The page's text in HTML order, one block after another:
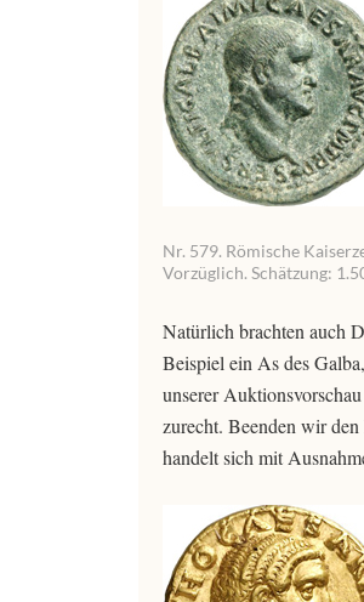
Nr. 579. Römische
Vorzüglich. Schätzung:
Natürlich brachten auch
Beispiel ein As des
unserer
zurecht. Beenden wir
handelt sich mit